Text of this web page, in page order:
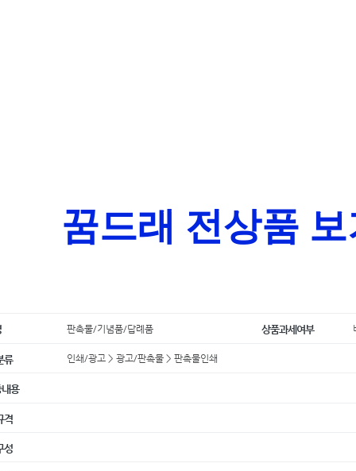
꿈드래 전상품 보
판촉물/기념품/답례품 상품과세여부
류 인쇄/광고 > 광고/판촉물 > 판촉물인쇄
용
격
성